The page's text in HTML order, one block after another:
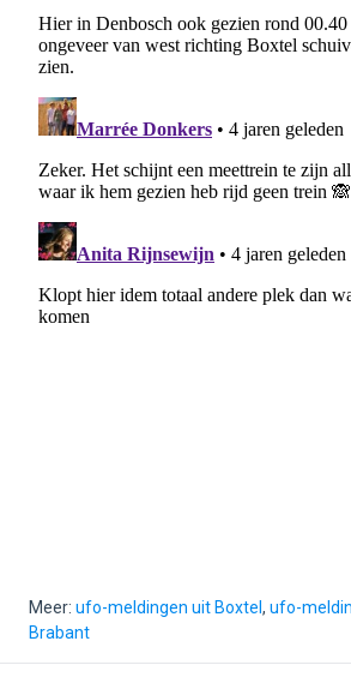
Meer: ufo-meldingen uit Boxtel , ufo-
Brabant